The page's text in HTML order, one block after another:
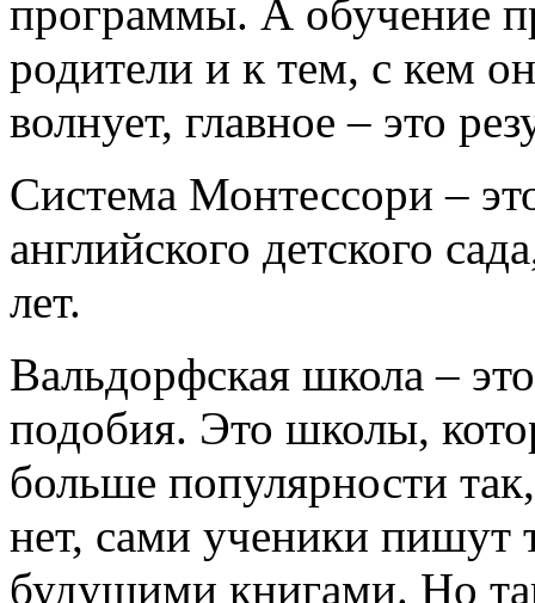
программы. А обучение
родители и к тем, с кем
волнует, главное – это
Система Монтессори –
английского детского
лет.
Вальдорфская школа –
подобия. Это школы,
больше популярности
нет, сами ученики пишут
будущими книгами. Но